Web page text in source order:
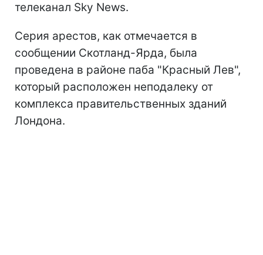
телеканал Sky News.
Серия арестов, как отмечается в
сообщении Скотланд-Ярда, была
проведена в районе паба "Красный Лев",
который расположен неподалеку от
комплекса правительственных зданий
Лондона.